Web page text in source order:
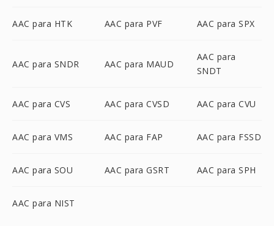
AAC para HTK AAC para PVF AAC para SPX
AAC para SNDR AAC para MAUD
AAC para
SNDT
AAC para CVS AAC para CVSD AAC para CVU
AAC para VMS AAC para FAP AAC para FSSD
AAC para SOU AAC para GSRT AAC para SPH
AAC para NIST